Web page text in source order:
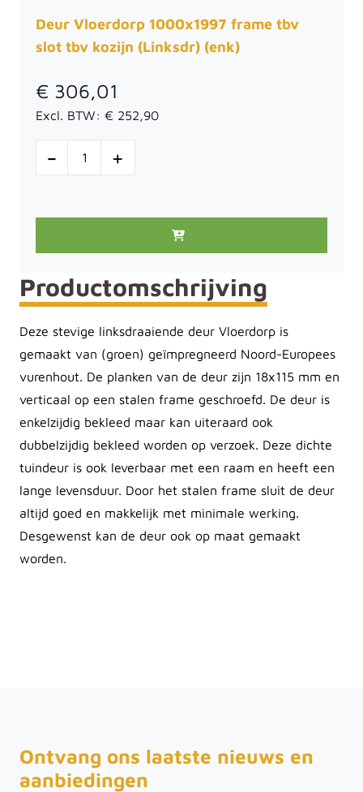
Deur Vloerdorp 1000x1997 frame tbv
slot tbv kozijn (Linksdr) (enk)
€ 306,01
Excl. BTW: € 252,90
- +
Productomschrijving
Deze stevige linksdraaiende deur Vloerdorp is
gemaakt van (groen) geïmpregneerd Noord-Europees
vurenhout. De planken van de deur zijn 18x115 mm en
verticaal op een stalen frame geschroefd. De deur is
enkelzijdig bekleed maar kan uiteraard ook
dubbelzijdig bekleed worden op verzoek. Deze dichte
tuindeur is ook leverbaar met een raam en heeft een
lange levensduur. Door het stalen frame sluit de deur
altijd goed en makkelijk met minimale werking.
Desgewenst kan de deur ook op maat gemaakt
worden.
Ontvang ons laatste nieuws en
aanbiedingen